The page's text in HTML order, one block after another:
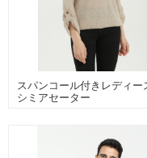
スパンコール付きレディー
シミアセーター